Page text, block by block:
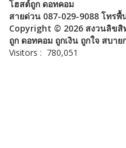
โฮสต์ถูก ดอทคอม
สายด่วน 087-029-9088 โทรพื้
Copyright © 2026 สงวนลิข
ถูก ดอทคอม ถูกเงิน ถูกใจ สบาย
Visitors : 780,051